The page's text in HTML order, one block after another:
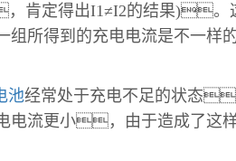
定得出I1≠I2的结果)。
得到的充电电流是不一
池经常处于充电不足的状态
更小，由于造成了这样